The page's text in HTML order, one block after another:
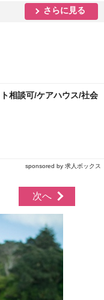
さらに見る
相談可/ケアハウス/社会
sponsored by 求人ボックス
次へ